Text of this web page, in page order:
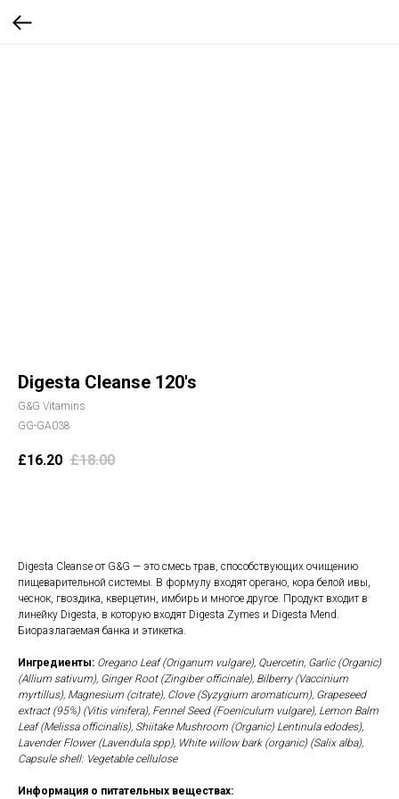
Digesta Cleanse 120's
G&G Vitamins
GG-GA038
£16.20 £18.00
Digesta Cleanse от G&G — это смесь трав, способствующих очищению
пищеварительной системы. В формулу входят орегано, кора белой ивы,
чеснок, гвоздика, кверцетин, имбирь и многое другое. Продукт входит в
линейку Digesta, в которую входят Digesta Zymes и Digesta Mend.
Биоразлагаемая банка и этикетка.
Ингредиенты: Oregano Leaf (Origanum vulgare), Quercetin, Garlic (Organic)
(Allium sativum), Ginger Root (Zingiber officinale), Bilberry (Vaccinium
myrtillus), Magnesium (citrate), Clove (Syzygium aromaticum), Grapeseed
extract (95%) (Vitis vinifera), Fennel Seed (Foeniculum vulgare), Lemon Balm
Leaf (Melissa officinalis), Shiitake Mushroom (Organic) Lentinula edodes),
Lavender Flower (Lavendula spp), White willow bark (organic) (Salix alba),
Capsule shell: Vegetable cellulose
Информация о питательных веществах: